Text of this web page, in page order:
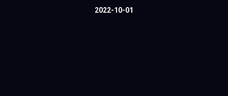
2022-10-01